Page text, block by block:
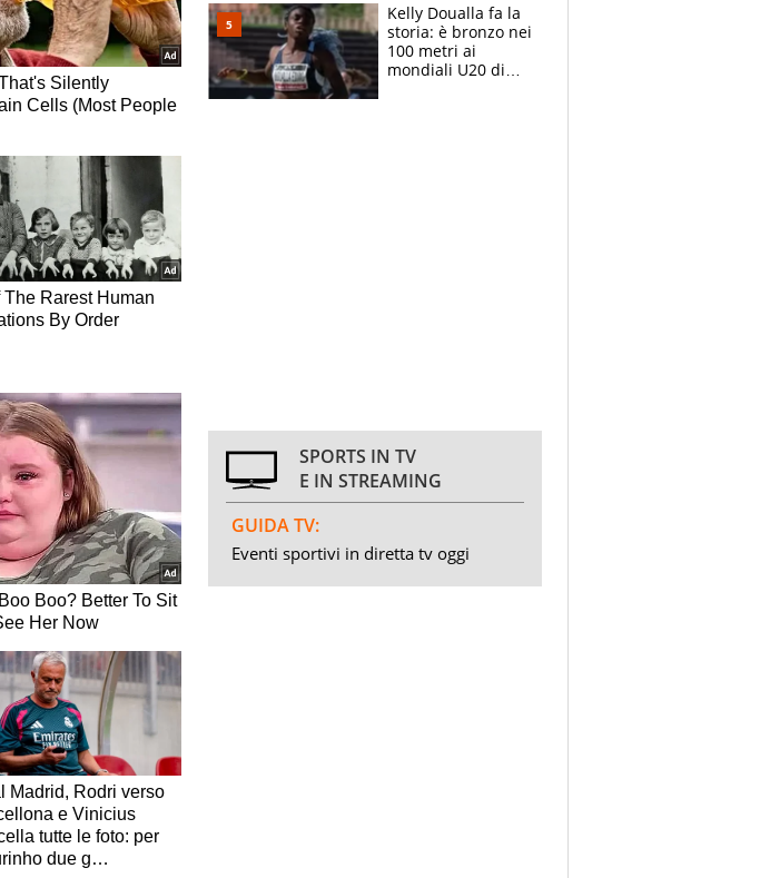
Kelly Doualla fa la
storia: è bronzo nei
100 metri ai
mondiali U20 di
SPORTS IN TV
E IN STREAMING
GUIDA TV:
Eventi sportivi in diretta tv oggi